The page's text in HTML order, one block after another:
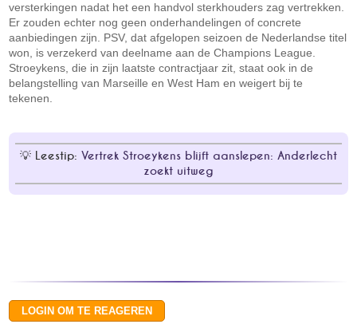
versterkingen nadat het een handvol sterkhouders zag vertrekken.
Er zouden echter nog geen onderhandelingen of concrete
aanbiedingen zijn. PSV, dat afgelopen seizoen de Nederlandse titel
won, is verzekerd van deelname aan de Champions League.
Stroeykens, die in zijn laatste contractjaar zit, staat ook in de
belangstelling van Marseille en West Ham en weigert bij te
tekenen.
Leestip: Vertrek Stroeykens blijft aanslepen: Anderlecht
zoekt uitweg